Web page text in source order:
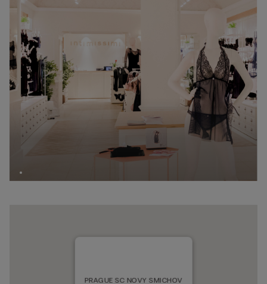
PRAGUE SC NOVY SMICHOV